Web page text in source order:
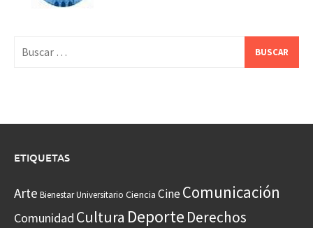
ETIQUETAS
Arte Bienestar Universitario Ciencia CineComunicación
Comunidad Cultura Deporte Derechos